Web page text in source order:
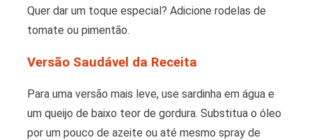
Quer dar um toque especial? Adicione rodelas de
tomate ou pimentão.
Versão Saudável da Receita
Para uma versão mais leve, use sardinha em água e
um queijo de baixo teor de gordura. Substitua o óleo
por um pouco de azeite ou até mesmo spray de